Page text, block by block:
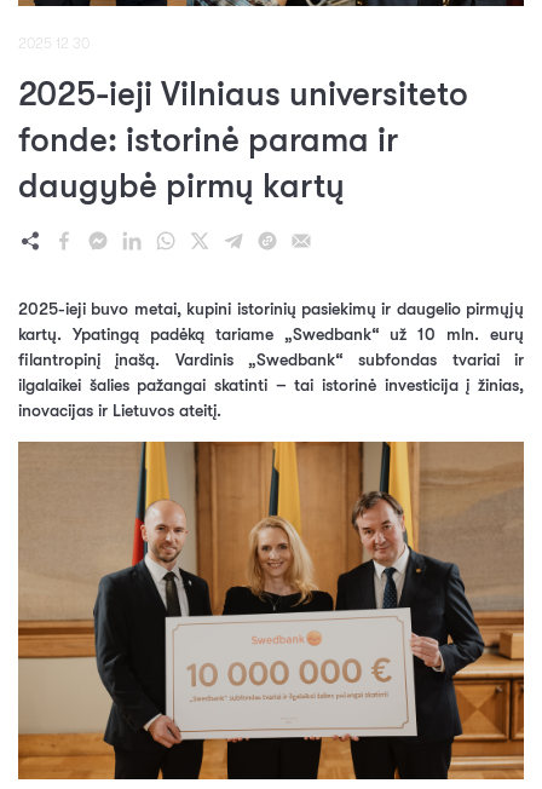
2025 12 30
2025-ieji Vilniaus universiteto
fonde: istorinė parama ir
daugybė pirmų kartų
2025-ieji buvo metai, kupini istorinių pasiekimų ir daugelio pirmųjų
kartų. Ypatingą padėką tariame „Swedbank“ už 10 mln. eurų
filantropinį įnašą. Vardinis „Swedbank“ subfondas tvariai ir
ilgalaikei šalies pažangai skatinti – tai istorinė investicija į žinias,
inovacijas ir Lietuvos ateitį.